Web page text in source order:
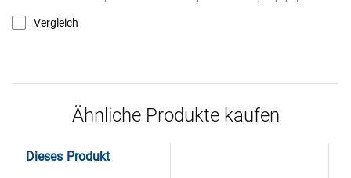
Vergleich
Ähnliche Produkte kaufen
Dieses Produkt